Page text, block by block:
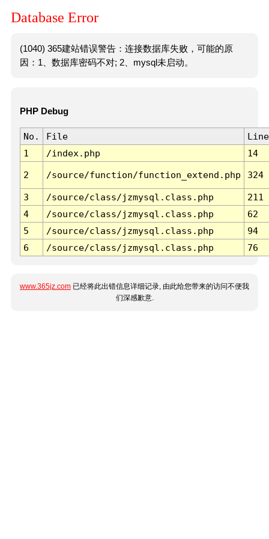
Database Error
(1040) 365建站错误警告：连接数据库失败，可能的原
因：1、数据库密码不对; 2、mysql未启动。
PHP Debug
No. File
Line
1
/index.php 14
2 /source/function/function_extend.php 324
3 /source/class/jzmysql.class.php
211
4
/source/class/jzmysql.class.php
62
5
/source/class/jzmysql.class.php
94
6
/source/class/jzmysql.class.php 76
www.365jz.com 已经将此出错信息详细记录, 由此给您带来的访问不便我
们深感歉意.